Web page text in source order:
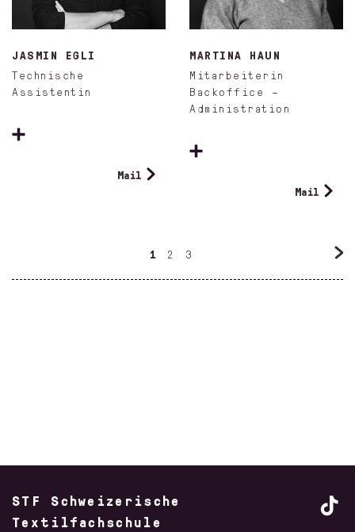
JASMIN EGLI
Technische
Assistentin
Mail
MARTINA HAUN
Mitarbeiterin
Backoffice –
Administration
Mail
1 2 3
STF Schweizerische
Textilfachschule